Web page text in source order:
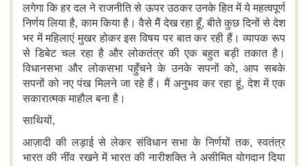
लगेगा कि हर दल ने राजनीति से ऊपर उठकर उनके हित में ये महत्वपूर्ण
निर्णय लिया है, काम किया है। वैसे मैं देख रहा हूँ, बीते कुछ दिनों से देश
भर में महिलाएं मुखर होकर इस विषय पर बात कर रही हैं। व्यापक रूप
से डिबेट चल रहा है और लोकतंत्र की एक बहुत बड़ी तकात है।
विधानसभा और लोकसभा पहुँचने के उनके सपनों को, आप सबके
सपनों को नए पंख मिलने जा रहे हैं। मैं अनुभव कर रहा हूं, देश में एक
सकारात्मक माहौल बना है।
साथियों,
आज़ादी की लड़ाई से लेकर संविधान सभा के निर्णयों तक, स्वतंत्र
भारत की नींव रखने में भारत की नारीशक्ति ने असीमित योगदान दिया